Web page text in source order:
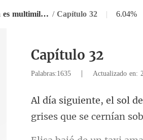
La esposa rechazada es multimillonaria / Capítulo 32 | 6.04%
Capítulo 32
Palabras:1635 | Actualizado en: